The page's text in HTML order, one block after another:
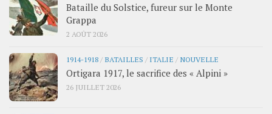
Bataille du Solstice, fureur sur le Monte
Grappa
2 AOÛT 2026
1914-1918 / BATAILLES / ITALIE / NOUVELLE
Ortigara 1917, le sacrifice des « Alpini »
26 JUILLET 2026